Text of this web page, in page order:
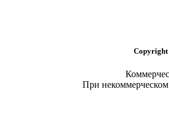
Copyright
При